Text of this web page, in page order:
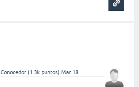
Conocedor (1.3k puntos) Mar 18